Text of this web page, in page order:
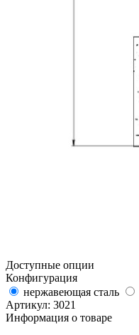
Доступные опции
Конфигурация
нержавеющая сталь
Артикул: 3021
Информация о товаре